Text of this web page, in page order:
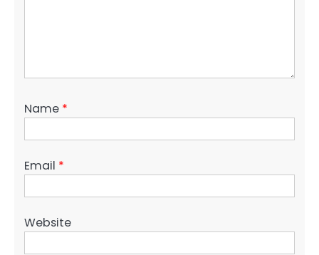
Name *
Email *
Website